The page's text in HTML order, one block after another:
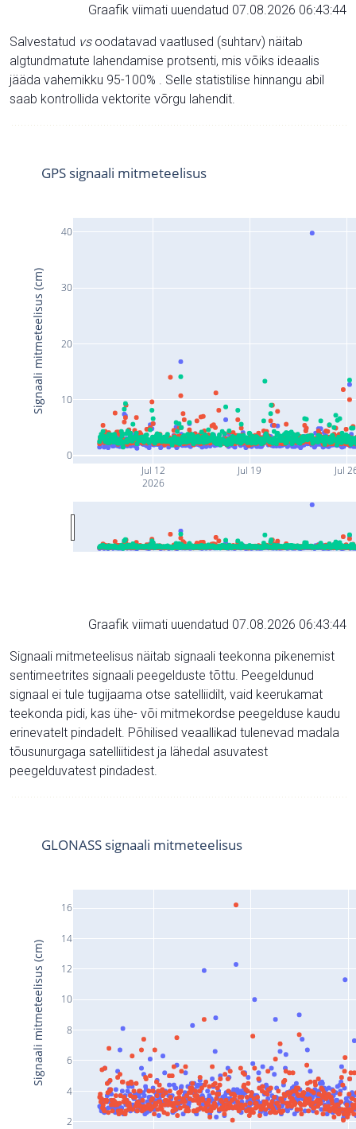
Graafik viimati uuendatud 07.08.2026 06:43:44
Salvestatud vsoodatavad vaatlused (suhtarv) näitab
algtundmatute lahendamise protsenti, mis võiks ideaalis
jääda vahemikku 95-100% . Selle statistilise hinnangu abil
saab kontrollida vektorite võrgu lahendit.
Jul 12
2026
Jul 19 Jul
0
10
20
30
40
GPS signaali mitmeteelisus
Signaali mitmeteelisus (cm)
Graafik viimati uuendatud 07.08.2026 06:43:44
Signaali mitmeteelisus näitab signaali teekonna pikenemist
sentimeetrites signaali peegelduste tõttu. Peegeldunud
signaal ei tule tugijaama otse satelliidilt, vaid keerukamat
teekonda pidi, kas ühe- või mitmekordse peegelduse kaudu
erinevatelt pindadelt. Põhilised veaallikad tulenevad madala
tõusunurgaga satelliitidest ja lähedal asuvatest
peegelduvatest pindadest.
2
4
6
8
10
12
14
16
GLONASS signaali mitmeteelisus
Signaali mitmeteelisus (cm)